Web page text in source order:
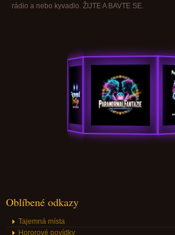
rádio a nebo kyvadlo. ŽIJTE A BAVTE SE.
Oblíbené odkazy
Tajemná místa
Hororové povídky